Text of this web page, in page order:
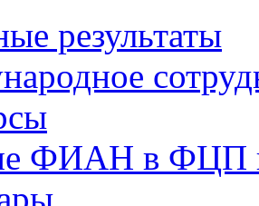
результаты
ФИАН в ФЦП